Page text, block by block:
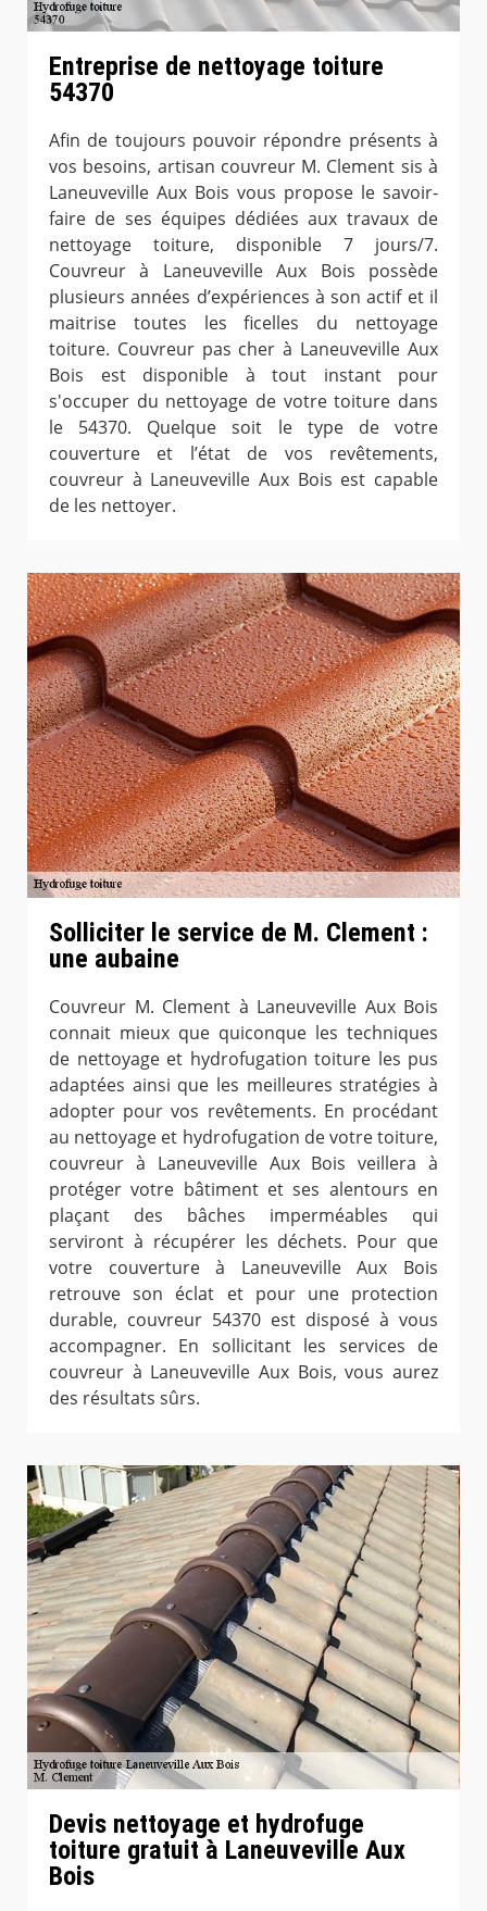
Entreprise de nettoyage toiture
54370
Afin de toujours pouvoir répondre présents à
vos besoins, artisan couvreur M. Clement sis à
Laneuveville Aux Bois vous propose le savoir-
faire de ses équipes dédiées aux travaux de
nettoyage toiture, disponible 7 jours/7.
Couvreur à Laneuveville Aux Bois possède
plusieurs années d’expériences à son actif et il
maitrise toutes les ficelles du nettoyage
toiture. Couvreur pas cher à Laneuveville Aux
Bois est disponible à tout instant pour
s'occuper du nettoyage de votre toiture dans
le 54370. Quelque soit le type de votre
couverture et l’état de vos revêtements,
couvreur à Laneuveville Aux Bois est capable
de les nettoyer.
Solliciter le service de M. Clement :
une aubaine
Couvreur M. Clement à Laneuveville Aux Bois
connait mieux que quiconque les techniques
de nettoyage et hydrofugation toiture les pus
adaptées ainsi que les meilleures stratégies à
adopter pour vos revêtements. En procédant
au nettoyage et hydrofugation de votre toiture,
couvreur à Laneuveville Aux Bois veillera à
protéger votre bâtiment et ses alentours en
plaçant des bâches imperméables qui
serviront à récupérer les déchets. Pour que
votre couverture à Laneuveville Aux Bois
retrouve son éclat et pour une protection
durable, couvreur 54370 est disposé à vous
accompagner. En sollicitant les services de
couvreur à Laneuveville Aux Bois, vous aurez
des résultats sûrs.
Devis nettoyage et hydrofuge
toiture gratuit à Laneuveville Aux
Bois